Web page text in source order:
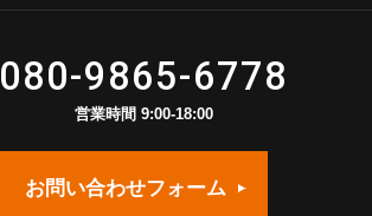
080-9865-6778
営業時間 9:00-18:00
お問い合わせフォーム